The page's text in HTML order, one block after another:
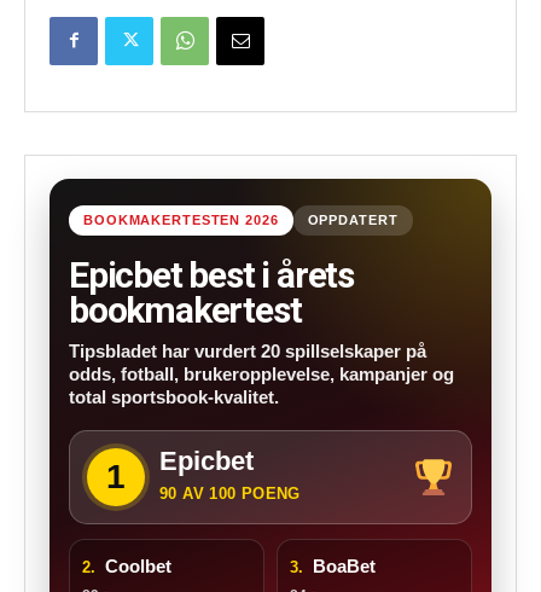
BOOKMAKERTESTEN 2026 OPPDATERT
Epicbet best i årets
bookmakertest
Tipsbladet har vurdert 20 spillselskaper på
odds, fotball, brukeropplevelse, kampanjer og
total sportsbook-kvalitet.
1 Epicbet
90 AV 100 POENG
2. Coolbet 3. BoaBet